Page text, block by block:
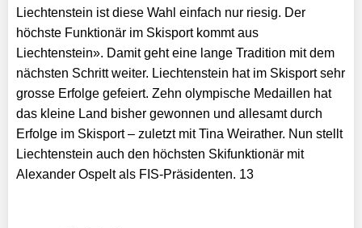
Liechtenstein ist diese Wahl einfach nur riesig. Der
höchste Funktionär im Skisport kommt aus
Liechtenstein». Damit geht eine lange Tradition mit dem
nächsten Schritt weiter. Liechtenstein hat im Skisport sehr
grosse Erfolge gefeiert. Zehn olympische Medaillen hat
das kleine Land bisher gewonnen und allesamt durch
Erfolge im Skisport – zuletzt mit Tina Weirather. Nun stellt
Liechtenstein auch den höchsten Skifunktionär mit
Alexander Ospelt als FIS-Präsidenten. 13